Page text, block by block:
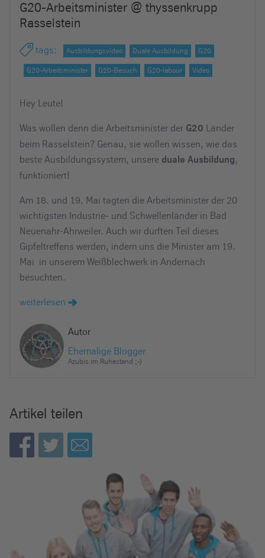
G20-Arbeitsminister @ thyssenkrupp
Rasselstein
tags: Ausbildungsvideo Duale Ausbildung G20
G20-Arbeitsminister G20-Besuch G20-labour Video
Hey Leute!
Was wollen denn die Arbeitsminister der G20 Länder
beim Rasselstein? Genau, sie wollen wissen, wie das
beste Ausbildungssystem, unsere duale Ausbildung,
funktioniert!
Am 18. und 19. Mai tagten die Arbeitsminister der 20
wichtigsten Industrie- und Schwellenländer in Bad
Neuenahr-Ahrweiler. Auch wir durften Teil dieses
Gipfeltreffens werden, indem uns die Minister am 19.
Mai in unserem Weißblechwerk in Andernach
besuchten.
weiterlesen
Autor
Ehemalige Blogger
Azubis im Ruhestand ;-)
Artikel teilen